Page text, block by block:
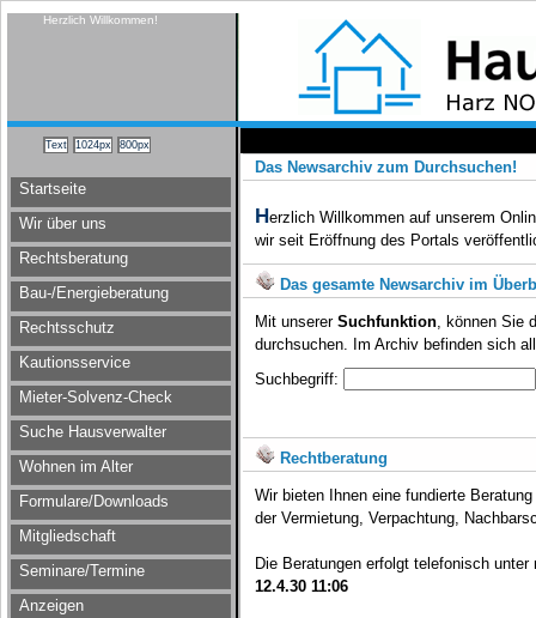
Herzlich Willkommen!
Startseite
Wir über uns
Rechtsberatung
Bau-/Energieberatung
Rechtsschutz
Kautionsservice
Mieter-Solvenz-Check
Suche Hausverwalter
Wohnen im Alter
Formulare/Downloads
Mitgliedschaft
Seminare/Termine
Anzeigen
Das Newsarchiv zum Durchsuchen!
Herzlich Willkommen auf unserem
wir seit Eröffnung des Portals
Das gesamte Newsarchiv im
Mit unserer Suchfunktion, können Sie
durchsuchen. Im Archiv befinden sich
Suchbegriff:
Rechtberatung
Wir bieten Ihnen eine fundierte
der Vermietung, Verpachtung,
Die Beratungen erfolgt telefonisch
12.4.30 11:06